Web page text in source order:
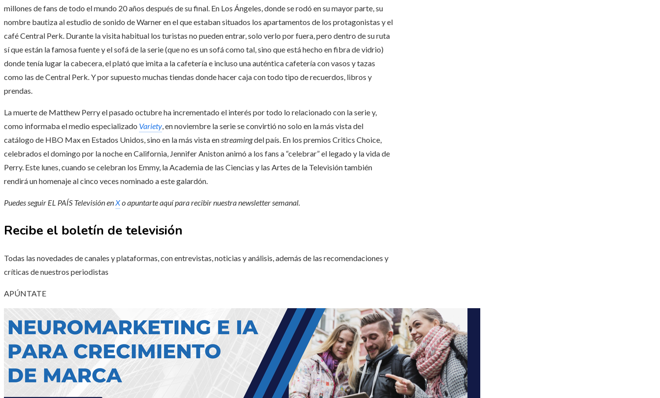
millones de fans de todo el mundo 20 años después de su final. En Los Ángeles, donde se rodó en su mayor parte, su
nombre bautiza al estudio de sonido de Warner en el que estaban situados los apartamentos de los protagonistas y el
café Central Perk. Durante la visita habitual los turistas no pueden entrar, solo verlo por fuera, pero dentro de su ruta
sí que están la famosa fuente y el sofá de la serie (que no es un sofá como tal, sino que está hecho en fibra de vidrio)
donde tenía lugar la cabecera, el plató que imita a la cafetería e incluso una auténtica cafetería con vasos y tazas
como las de Central Perk. Y por supuesto muchas tiendas donde hacer caja con todo tipo de recuerdos, libros y
prendas.
La muerte de Matthew Perry el pasado octubre ha incrementado el interés por todo lo relacionado con la serie y,
como informaba el medio especializado Variety, en noviembre la serie se convirtió no solo en la más vista del
catálogo de HBO Max en Estados Unidos, sino en la más vista enstreamingdel país. En los premios Critics Choice,
celebrados el domingo por la noche en California, Jennifer Aniston animó a los fans a “celebrar” el legado y la vida de
Perry. Este lunes, cuando se celebran los Emmy, la Academia de las Ciencias y las Artes de la Televisión también
rendirá un homenaje al cinco veces nominado a este galardón.
Puedes seguir EL PAÍS Televisión enXo apuntarte aquí para recibirnuestra newsletter semanal.
Recibe el boletín de televisión
Todas las novedades de canales y plataformas, con entrevistas, noticias y análisis, además de las recomendaciones y
críticas de nuestros periodistas
APÚNTATE